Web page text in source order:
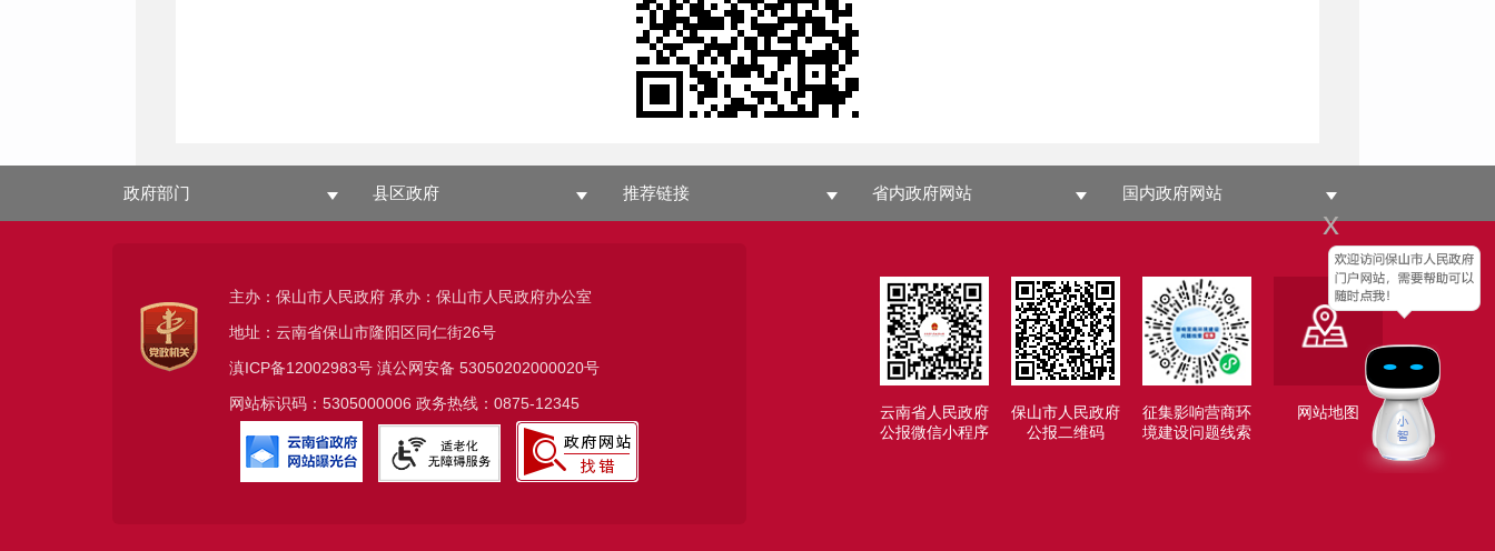
x
政府部门 县区政府 推荐链接 省内政府网站 国内政府网站
云南省人民政府
公报微信小程序
保山市人民政府
公报二维码
征集影响营商环
境建设问题线索
网站地图
主办：保山市人民政府 承办：保山市人民政府办公室
地址：云南省保山市隆阳区同仁街26号
滇ICP备12002983号滇公网安备 53050202000020号
网站标识码：5305000006 政务热线：0875-12345